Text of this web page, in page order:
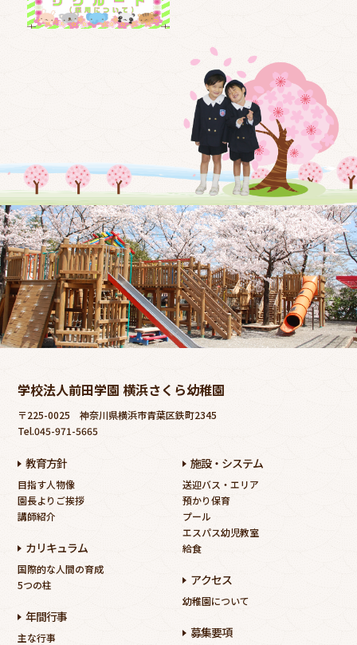
学校法人前田学園 横浜さくら幼稚園
〒225-0025神奈川県横浜市青葉区鉄町2345
Tel.045-971-5665
教育方針
目指す人物像
園長よりご挨拶
講師紹介
カリキュラム
国際的な人間の育成
5つの柱
年間行事
主な行事
施設・システム
送迎バス・エリア
預かり保育
プール
エスパス幼児教室
給食
アクセス
幼稚園について
募集要項